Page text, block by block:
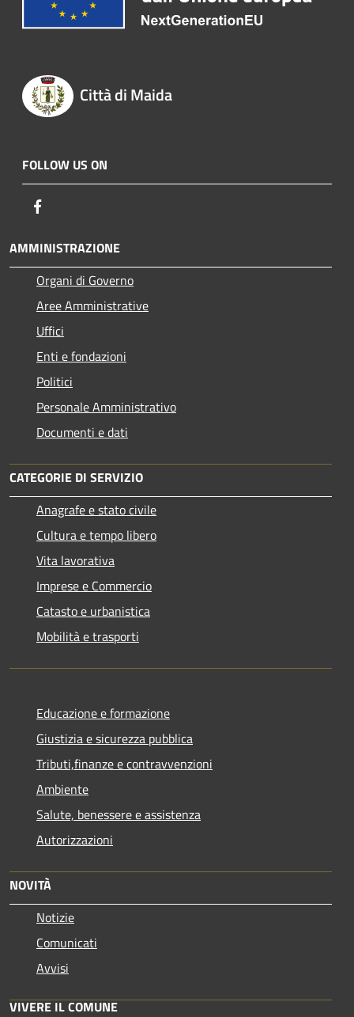
Città di Maida
FOLLOW US ON
AMMINISTRAZIONE
Organi di Governo
Aree Amministrative
Uffici
Enti e fondazioni
Politici
Personale Amministrativo
Documenti e dati
CATEGORIE DI SERVIZIO
Anagrafe e stato civile
Cultura e tempo libero
Vita lavorativa
Imprese e Commercio
Catasto e urbanistica
Mobilità e trasporti
Educazione e formazione
Giustizia e sicurezza pubblica
Tributi,finanze e contravvenzioni
Ambiente
Salute, benessere e assistenza
Autorizzazioni
NOVITÀ
Notizie
Comunicati
Avvisi
VIVERE IL COMUNE